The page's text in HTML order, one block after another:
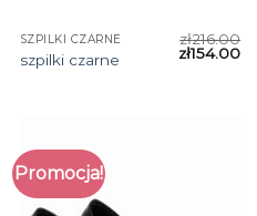
SZPILKI CZARNE
szpilki czarne
zł216.00
zł154.00
Promocja!